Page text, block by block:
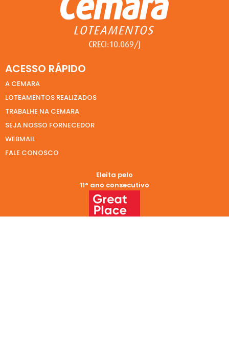
ACESSO RÁPIDO
A CEMARA
LOTEAMENTOS REALIZADOS
TRABALHE NA CEMARA
SEJA NOSSO FORNECEDOR
WEBMAIL
FALE CONOSCO
Eleita pelo
11° ano consecutivo